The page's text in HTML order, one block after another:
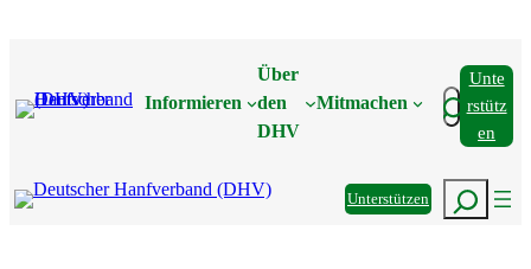
Informieren
Über
den
DHV
Mitmachen Suchen
Unte
Rstütz
En
UnterstützenSuchen